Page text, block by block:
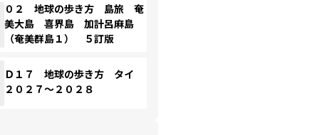
０２ 地球の歩き方 島旅 奄
美大島 喜界島 加計呂麻島
（奄美群島１） ５訂版
Ｄ１７ 地球の歩き方 タイ
２０２７～２０２８